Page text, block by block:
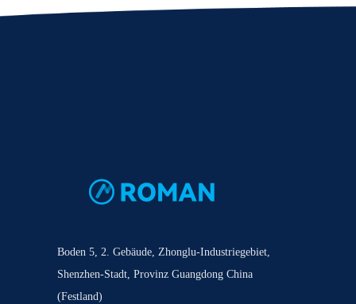
Boden 5, 2. Gebäude, Zhonglu-Industriegebiet,
Shenzhen-Stadt, Provinz Guangdong China
(Festland)